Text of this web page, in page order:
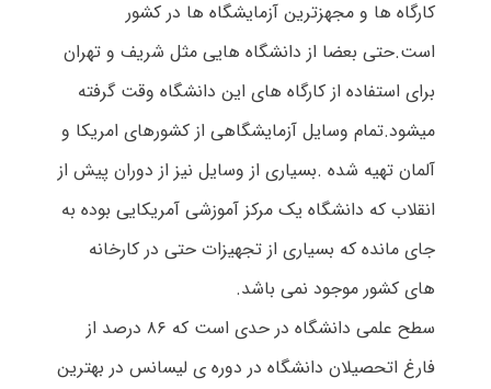
کارگاه ها و مجهزترین آزمایشگاه ها در کشور
است.حتی بعضا از دانشگاه هایی مثل شریف و تهران
برای استفاده از کارگاه های این دانشگاه وقت گرفته
میشود.تمام وسایل آزمایشگاهی از کشورهای امریکا و
آلمان تهیه شده .بسیاری از وسایل نیز از دوران پیش از
انقلاب که دانشگاه یک مرکز آموزشی آمریکایی بوده به
جای مانده که بسیاری از تجهیزات حتی در کارخانه
های کشور موجود نمی باشد.
سطح علمی دانشگاه در حدی است که ۸۶ درصد از
فارغ اتحصیلان دانشگاه در دوره ی لیسانس در بهترین